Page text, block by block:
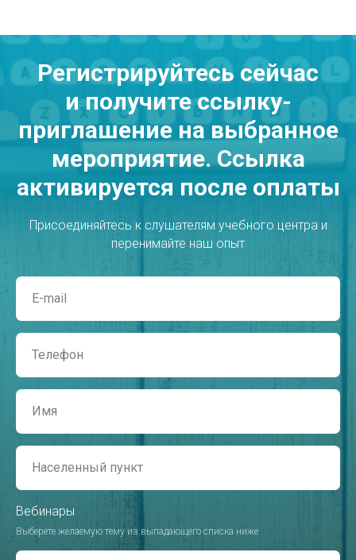
Регистрируйтесь сейчас
и получите ссылку-
приглашение на выбранное
мероприятие. Ссылка
активируется после оплаты
Присоединяйтесь к слушателям учебного центра и
перенимайте наш опыт
Вебинары
Выберете желаемую тему из выпадающего списка ниже